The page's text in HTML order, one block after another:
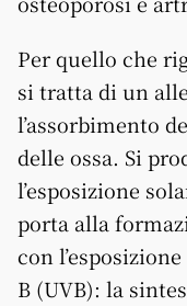
Per quello che
si tratta di un
l’assorbimento
delle ossa. Si
l’esposizione
porta alla
con
B (UVB): la